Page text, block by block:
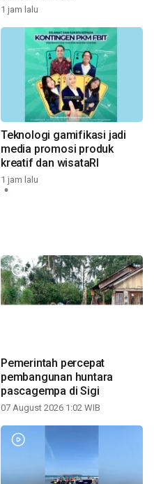
1 jam lalu
Teknologi gamifikasi jadi
media promosi produk
kreatif dan wisataRI
1 jam lalu
Pemerintah percepat
pembangunan huntara
pascagempa di Sigi
07 August 2026 1:02 WIB